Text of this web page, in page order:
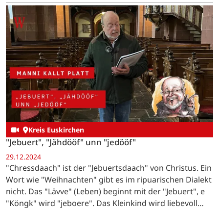
Kreis Euskirchen
"Jebuert", "Jähdööf" unn "jedööf"
29.12.2024
"Chressdaach" ist der "Jebuertsdaach" von Christus. Ein
Wort wie "Weihnachten" gibt es im ripuarischen Dialekt
nicht. Das "Lävve" (Leben) beginnt mit der "Jebuert", e
"Köngk" wird "jeboere". Das Kleinkind wird liebevoll